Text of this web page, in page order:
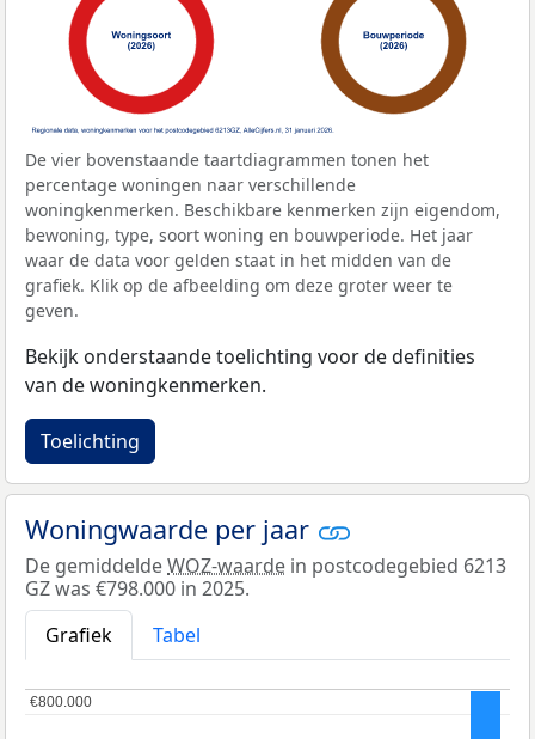
De vier bovenstaande taartdiagrammen tonen het
percentage woningen naar verschillende
woningkenmerken. Beschikbare kenmerken zijn eigendom,
bewoning, type, soort woning en bouwperiode. Het jaar
waar de data voor gelden staat in het midden van de
grafiek. Klik op de afbeelding om deze groter weer te
geven.
Bekijk onderstaande toelichting voor de definities
van de woningkenmerken.
Toelichting
Woningwaarde per jaar
De gemiddeldeWOZ-waarde in postcodegebied 6213
GZ was €798.000 in 2025.
Grafiek
Tabel
€800.000
€800.000